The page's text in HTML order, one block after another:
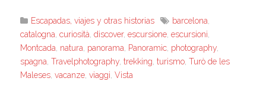
Escapadas, viajes y otras historias barcelona
catalogna ,curiosità ,discover,escursione ,escursioni
Montcada natura panorama Panoramic photography
spagna ,Travelphotography ,trekking ,turismo ,Turò de les
Maleses ,vacanze ,viaggi ,Vista